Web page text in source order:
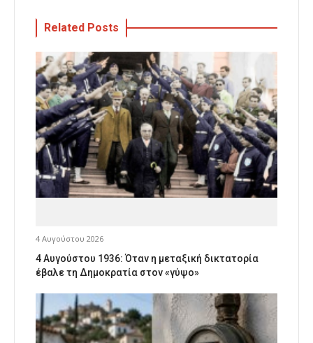
Related Posts
4 Αυγούστου 2026
4 Αυγούστου 1936: Όταν η μεταξική δικτατορία
έβαλε τη Δημοκρατία στον «γύψο»